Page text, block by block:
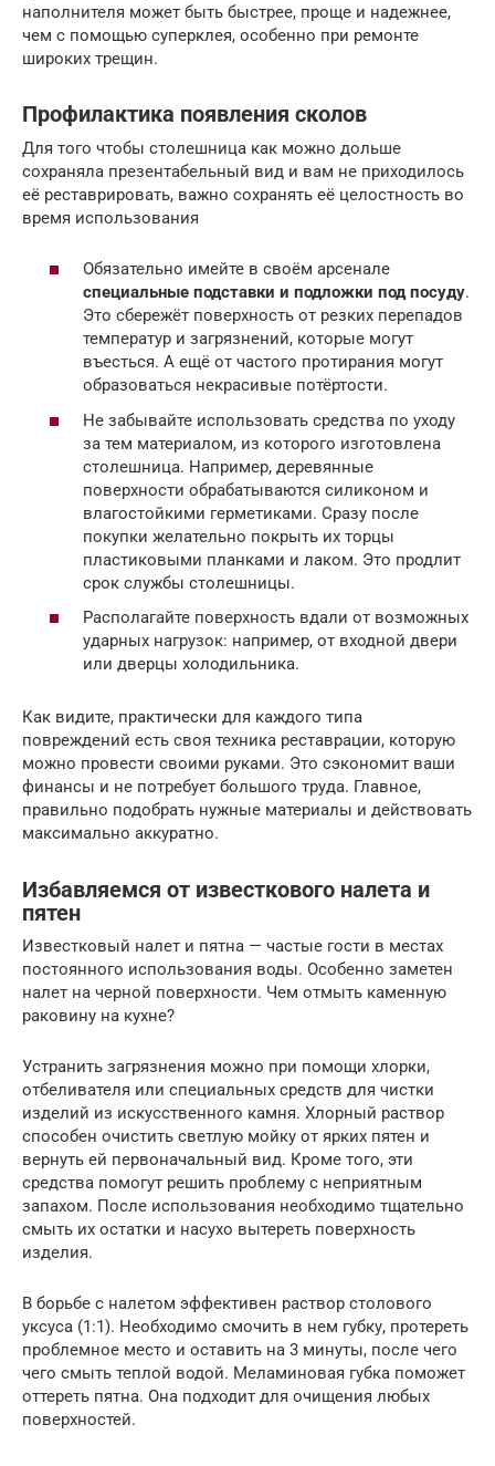
наполнителя может быть быстрее, проще и надежнее,
чем с помощью суперклея, особенно при ремонте
широких трещин.
Профилактика появления сколов
Для того чтобы столешница как можно дольше
сохраняла презентабельный вид и вам не приходилось
её реставрировать, важно сохранять её целостность во
время использования
Обязательно имейте в своём арсенале
специальные подставки и подложки под посуду.
Это сбережёт поверхность от резких перепадов
температур и загрязнений, которые могут
въесться. А ещё от частого протирания могут
образоваться некрасивые потёртости.
Не забывайте использовать средства по уходу
за тем материалом, из которого изготовлена
столешница. Например, деревянные
поверхности обрабатываются силиконом и
влагостойкими герметиками. Сразу после
покупки желательно покрыть их торцы
пластиковыми планками и лаком. Это продлит
срок службы столешницы.
Располагайте поверхность вдали от возможных
ударных нагрузок: например, от входной двери
или дверцы холодильника.
Как видите, практически для каждого типа
повреждений есть своя техника реставрации, которую
можно провести своими руками. Это сэкономит ваши
финансы и не потребует большого труда. Главное,
правильно подобрать нужные материалы и действовать
максимально аккуратно.
Избавляемся от известкового налета и
пятен
Известковый налет и пятна — частые гости в местах
постоянного использования воды. Особенно заметен
налет на черной поверхности. Чем отмыть каменную
раковину на кухне?
Устранить загрязнения можно при помощи хлорки,
отбеливателя или специальных средств для чистки
изделий из искусственного камня. Хлорный раствор
способен очистить светлую мойку от ярких пятен и
вернуть ей первоначальный вид. Кроме того, эти
средства помогут решить проблему с неприятным
запахом. После использования необходимо тщательно
смыть их остатки и насухо вытереть поверхность
изделия.
В борьбе с налетом эффективен раствор столового
уксуса (1:1). Необходимо смочить в нем губку, протереть
проблемное место и оставить на 3 минуты, после чего
чего смыть теплой водой. Меламиновая губка поможет
оттереть пятна. Она подходит для очищения любых
поверхностей.